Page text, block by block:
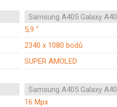
Samsung A405 Galaxy A40
5,9 "
2340 x 1080 bodů
SUPER AMOLED
Samsung A405 Galaxy A40
16 Mpx